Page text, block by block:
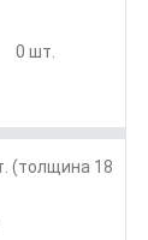
0 шт.
(толщина 18